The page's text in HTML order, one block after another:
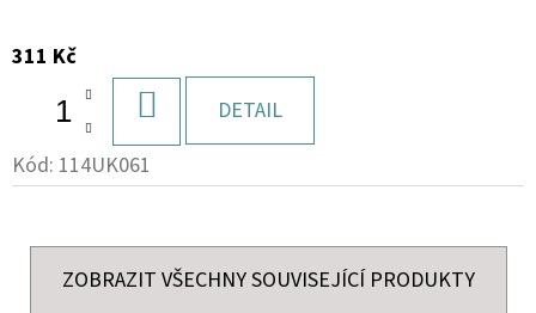
311 Kč
KOŠÍKU
DETAIL
Kód: 114UK061
ZOBRAZIT VŠECHNY SOUVISEJÍCÍ PRODUKTY